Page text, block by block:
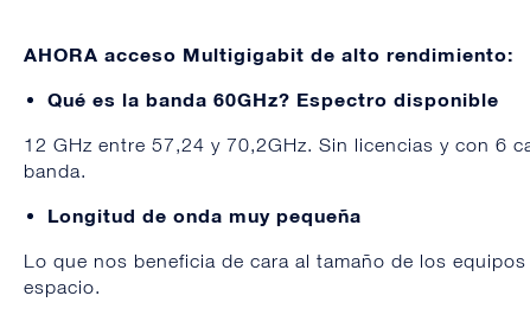
AHORA acceso Multigigabit de alto rendimiento:
Qué es la banda 60GHz? Espectro disponible
12 GHz entre 57,24 y 70,2GHz. Sin licencias y con 6
banda.
Longitud de onda muy pequeña
Lo que nos beneficia de cara al tamaño de los
espacio.